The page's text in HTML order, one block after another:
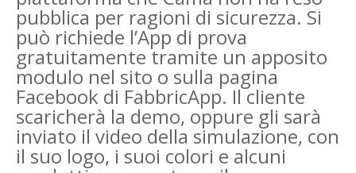
pubblica per ragioni di sicurezza. Si
può richiede l’App di prova
gratuitamente tramite un apposito
modulo nel sito o sulla pagina
Facebook di FabbricApp. Il cliente
scaricherà la demo, oppure gli sarà
inviato il video della simulazione, con
il suo logo, i suoi colori e alcuni